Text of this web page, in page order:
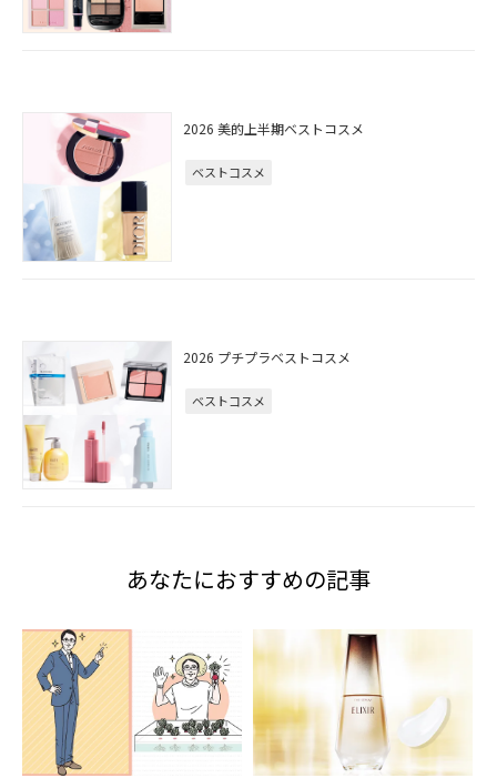
2026 美的上半期ベストコスメ
ベストコスメ
2026 プチプラベストコスメ
ベストコスメ
あなたにおすすめの記事